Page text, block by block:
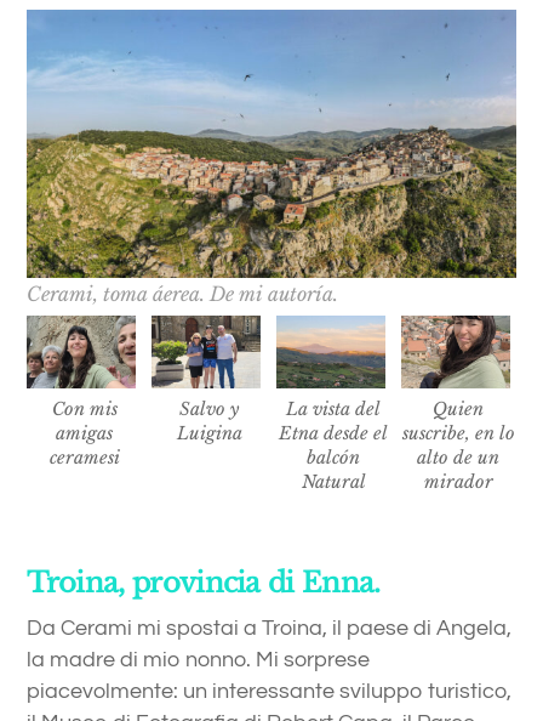
Cerami, toma áerea. De mi autoría.
Con mis
amigas
ceramesi
Salvo y
Luigina
La vista del
Etna desde el
balcón
Natural
Quien
suscribe, en lo
alto de un
mirador
Troina, provincia di Enna.
Da Cerami mi spostai a Troina, il paese di Angela,
la madre di mio nonno. Mi sorprese
piacevolmente: un interessante sviluppo turistico,